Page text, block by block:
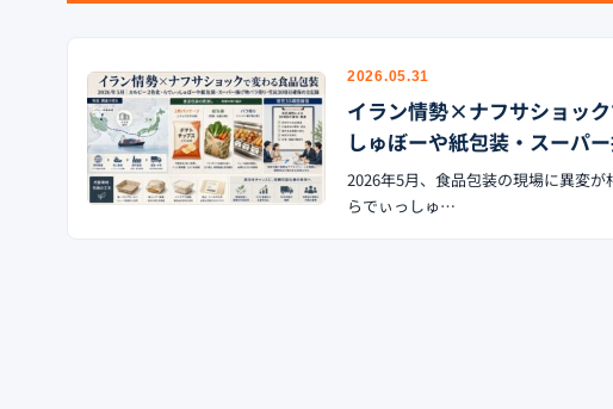
2026.05.31
イラン情勢×ナフサショッ
しゅぼーや紙包装・スーパ
2026年5月、食品包装の現場に異変
らでぃっしゅ…